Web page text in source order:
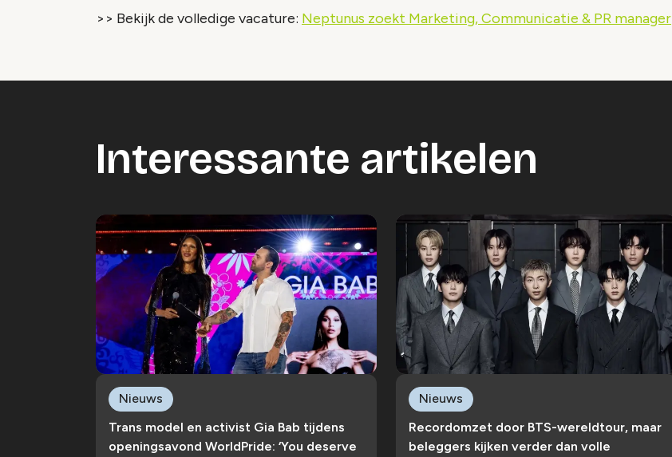
>> Bekijk de volledige vacature: Neptunus zoekt Marketing, Communicatie & PR manager
Interessante artikelen
Trans model en activist Gia Bab tijdens
openingsavond WorldPride: ‘You deserve
Nieuws
Recordomzet door BTS-wereldtour, maar
beleggers kijken verder dan volle
Nieuws